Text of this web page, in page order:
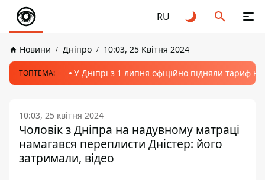
RU
Новини Дніпро 10:03, 25 Квітня 2024
ТОПТЕМА: У Дніпрі з 1 липня офіційно підняли тариф
10:03, 25 квітня 2024
Чоловік з Дніпра на надувному матраці
намагався переплисти Дністер: його
затримали, відео